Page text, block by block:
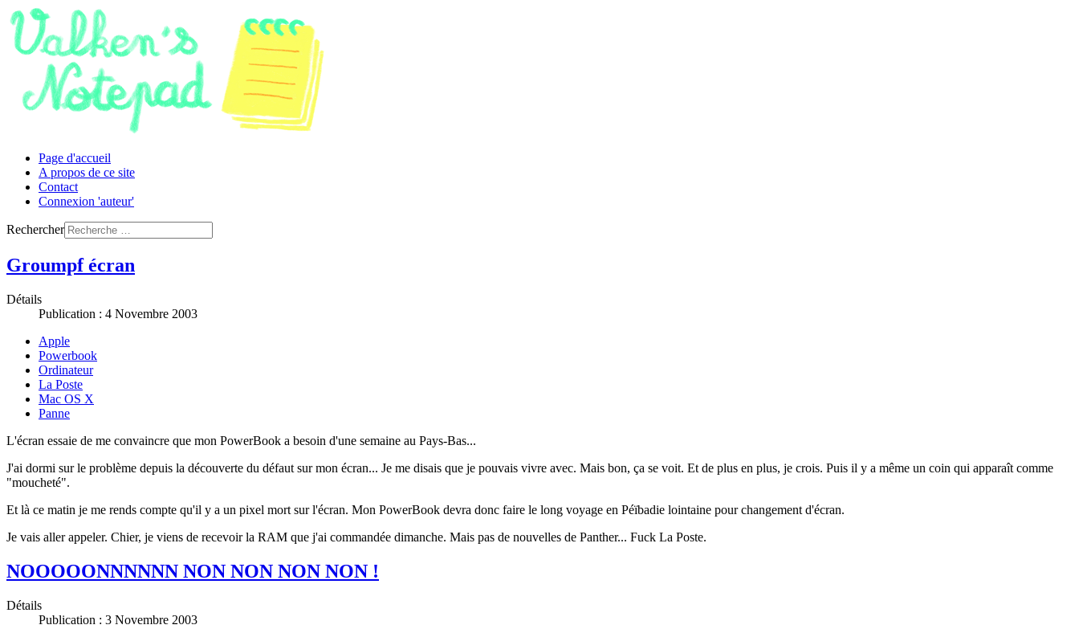
Page d'accueil
A propos de ce site
Contact
Connexion 'auteur'
Rechercher
Groumpf écran
Détails
Publication : 4 Novembre 2003
Apple
Powerbook
Ordinateur
La Poste
Mac OS X
Panne
L'écran essaie de me convaincre que mon PowerBook a besoin d'une semaine au Pays-Bas...
J'ai dormi sur le problème depuis la découverte du défaut sur mon écran... Je me disais que je pouvais vivre avec. Mais bon, ça se voit. Et de plus en plus, je crois. Puis il y a même un coin qui apparaît comme
"moucheté".
Et là ce matin je me rends compte qu'il y a un pixel mort sur l'écran. Mon PowerBook devra donc faire le long voyage en Péïbadie lointaine pour changement d'écran.
Je vais aller appeler. Chier, je viens de recevoir la RAM que j'ai commandée dimanche. Mais pas de nouvelles de Panther... Fuck La Poste.
NOOOOONNNNNN NON NON NON NON !
Détails
Publication : 3 Novembre 2003